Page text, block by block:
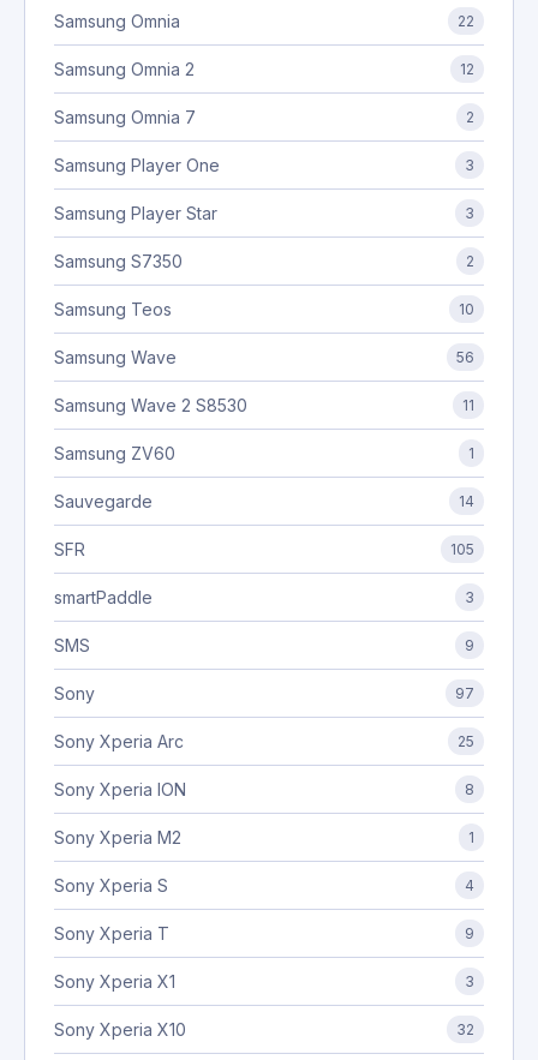
Samsung Omnia 22
Samsung Omnia 2 12
Samsung Omnia 7 2
Samsung Player One 3
Samsung Player Star 3
Samsung S7350 2
Samsung Teos 10
Samsung Wave 56
Samsung Wave 2 S8530 11
Samsung ZV60 1
Sauvegarde 14
SFR 105
smartPaddle 3
SMS 9
Sony 97
Sony Xperia Arc 25
Sony Xperia ION 8
Sony Xperia M2 1
Sony Xperia S 4
Sony Xperia T 9
Sony Xperia X1 3
Sony Xperia X10 32